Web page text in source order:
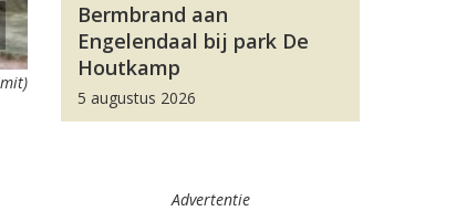
Bermbrand aan
Engelendaal bij park De
Houtkamp
5 augustus 2026
Advertentie